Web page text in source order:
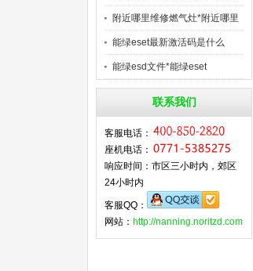
附近哪里维修燃气灶*附近哪里
能绿eset最新激活码是什么
能绿esd文件*能绿eset
联系我们
客服电话：
座机电话：
响应时间：市区三小时内，郊区
24小时内
客服QQ：
网站： http://nanning.noritzd.com